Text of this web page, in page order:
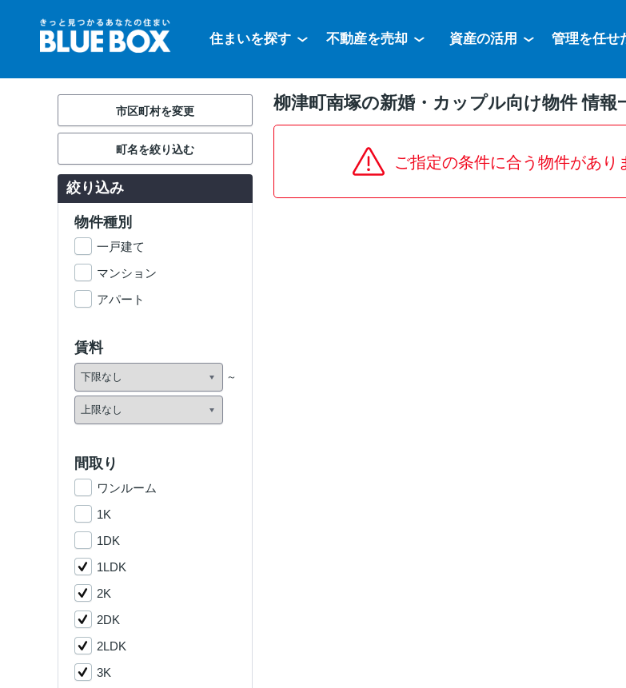
住まいを探す 不動産を売却 資産の活用 管理を任せ
柳津町南塚の新婚・カップル向け物件 情報
ご指定の条件に合う物件があり
市区町村を変更
町名を絞り込む
絞り込み
物件種別
一戸建て
マンション
アパート
賃料
間取り
ワンルーム
1K
1DK
1LDK
2K
2DK
2LDK
3K